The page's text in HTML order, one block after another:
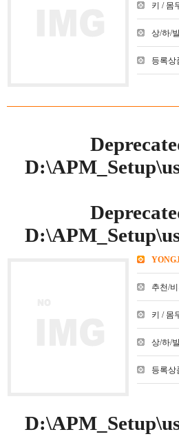
키 / 몸
상/하/
등록상
추천/
키 / 몸
상/하/
등록상